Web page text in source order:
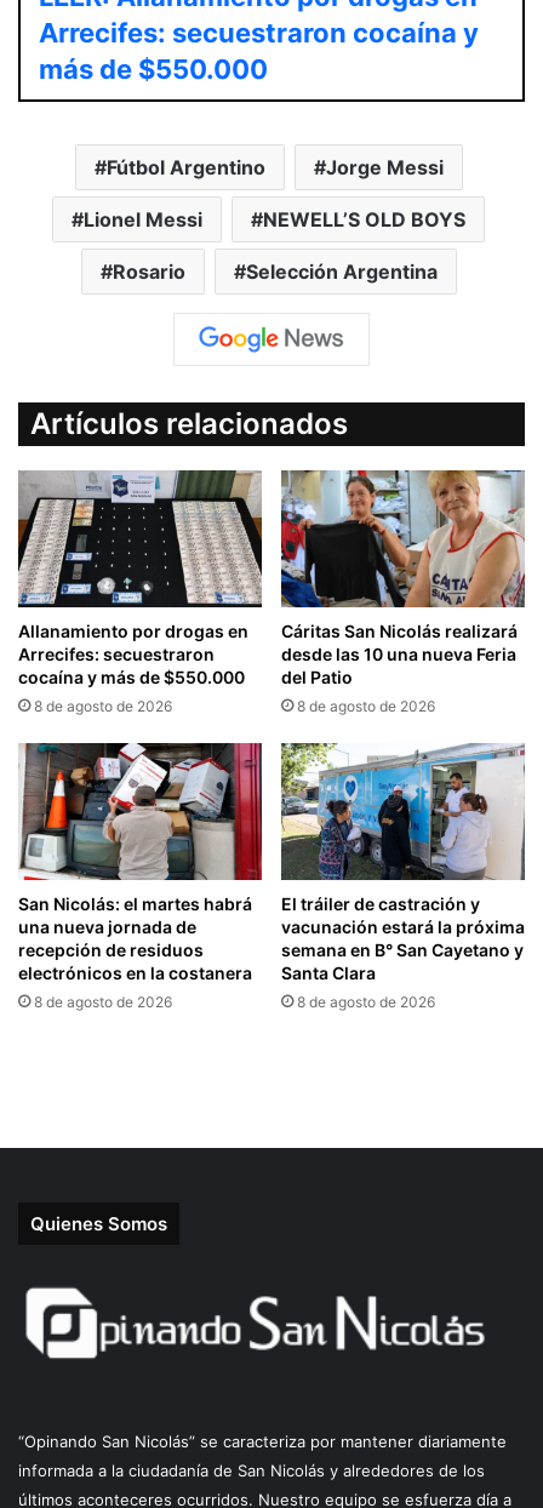
Quienes Somos
“Opinando San Nicolás” se caracteriza por mantener diariamente
informada a la ciudadanía de San Nicolás y alrededores de los
últimos aconteceres ocurridos. Nuestro equipo se esfuerza día a